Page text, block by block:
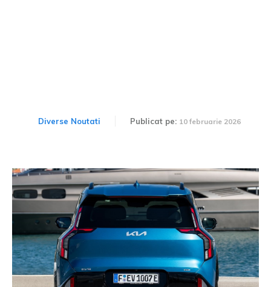
Diverse Noutati Publicat pe: 10 februarie 2026